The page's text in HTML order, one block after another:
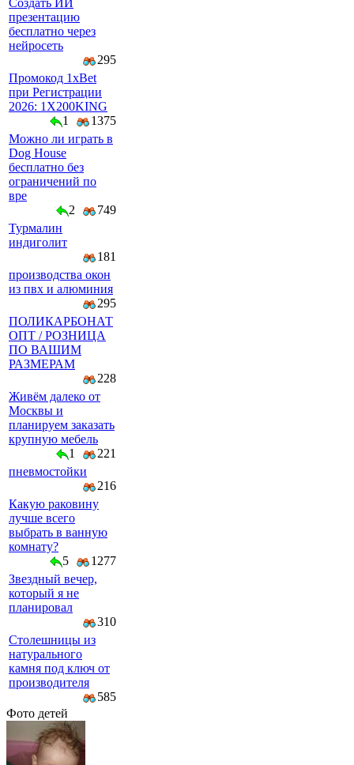
Создать ИИ
презентацию
бесплатно через
нейросеть
295
Промокод 1xBet
при Регистрации
2026: 1X200KING
1
1375
Можно ли играть в
Dog House
бесплатно без
ограничений по
вре
2
749
Турмалин
индиголит
181
производства окон
из пвх и алюминия
295
ПОЛИКАРБОНАТ
ОПТ / РОЗНИЦА
ПО ВАШИМ
РАЗМЕРАМ
228
Живём далеко от
Москвы и
планируем заказать
крупную мебель
1
221
пневмостойки
216
Какую раковину
лучше всего
выбрать в ванную
комнату?
5
1277
Звездный вечер,
который я не
планировал
310
Столешницы из
натурального
камня под ключ от
производителя
585
Фото детей